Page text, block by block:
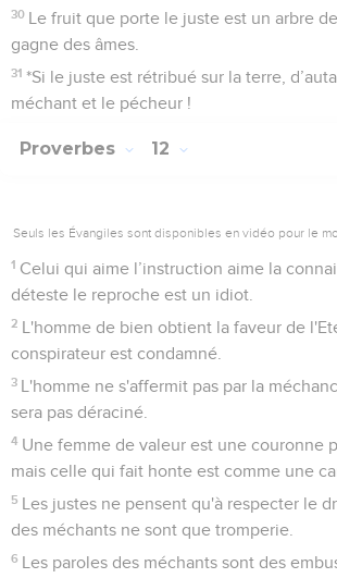
30 Le fruit que porte le juste est un arbre
gagne des âmes.
31 *Si le juste est rétribué sur la terre,
méchant et le pécheur !
Proverbes 12
Seuls les Évangiles sont disponibles en vidéo pour le
1 Celui qui aime l’instruction aime la
déteste le reproche est un idiot.
2 L'homme de bien obtient la faveur de
conspirateur est condamné.
3 L'homme ne s'affermit pas par la
sera pas déraciné.
4 Une femme de valeur est une couronne
mais celle qui fait honte est comme une
5 Les justes ne pensent qu'à respecter le
des méchants ne sont que tromperie.
6 Les paroles des méchants sont des